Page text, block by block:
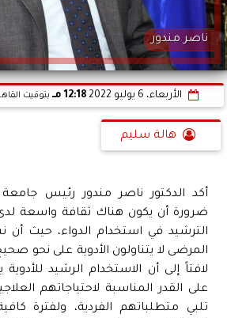
ناصر مندور
الأربعاء، 6 يوليو 2022 12:18 مـ بتوقيت
هالة سليم
أكد الدكتور ناصر مندور رئيس
ضرورة أن يكون هناك ثقافة واسعة
الترشيد في استخدام الدواء، حيث
المرضى لا يتناولون الأدوية على نحو
لافتاً إلى أن الاستخدام الرشيد
على القدر المناسبة لاحتياجاتهم
تلبي متطلباتهم الفردية، ولفترة